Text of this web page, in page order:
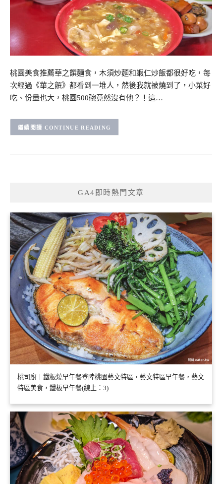
桃園美食推薦華之饌麵食，木須炒麵和蝦仁炒飯都很好吃，每
次經過《華之饌》都看到一堆人，然後我就被燒到了，小菜好
吃、份量也大，桃園500碗竟然沒有他？！這…
CONTINUE READING
GA4即時熱門文章
桃司廚｜鐵板燒早午餐登陸桃園藝文特區，藝文特區早午餐，藝文
特區美食，鐵板早午餐(線上：3)